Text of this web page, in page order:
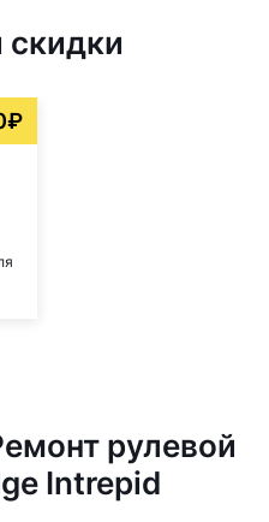
скидки
рулевой
Intrepid